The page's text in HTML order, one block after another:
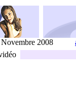
2008